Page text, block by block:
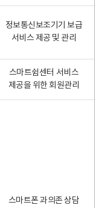
정보통신보조기기 보급
서비스 제공 및 관리
스마트쉼센터 서비스
제공을 위한 회원관리
스마트폰 과의존 상담